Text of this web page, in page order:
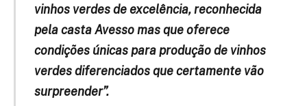
vinhos verdes de excelência, reconhecida
pela casta Avesso mas que oferece
condições únicas para produção de vinhos
verdes diferenciados que certamente vão
surpreender”.